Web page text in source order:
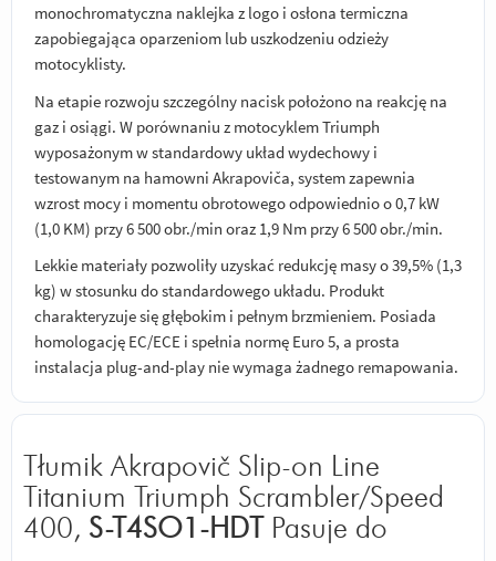
monochromatyczna naklejka z logo i osłona termiczna
zapobiegająca oparzeniom lub uszkodzeniu odzieży
motocyklisty.
Na etapie rozwoju szczególny nacisk położono na reakcję na
gaz i osiągi. W porównaniu z motocyklem Triumph
wyposażonym w standardowy układ wydechowy i
testowanym na hamowni Akrapoviča, system zapewnia
wzrost mocy i momentu obrotowego odpowiednio o 0,7 kW
(1,0 KM) przy 6 500 obr./min oraz 1,9 Nm przy 6 500 obr./min.
Lekkie materiały pozwoliły uzyskać redukcję masy o 39,5% (1,3
kg) w stosunku do standardowego układu. Produkt
charakteryzuje się głębokim i pełnym brzmieniem. Posiada
homologację EC/ECE i spełnia normę Euro 5, a prosta
instalacja plug-and-play nie wymaga żadnego remapowania.
Tłumik Akrapovič Slip-on Line
Titanium Triumph Scrambler/Speed
400, S-T4SO1-HDT Pasuje do